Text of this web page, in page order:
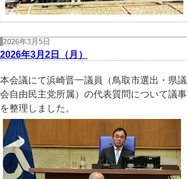
2026年3月5日
2026年3月2日（月）
本会議にて浜崎晋一議員（鳥取市選出・県議
会自由民主党所属）の代表質問について議事
を整理しました。